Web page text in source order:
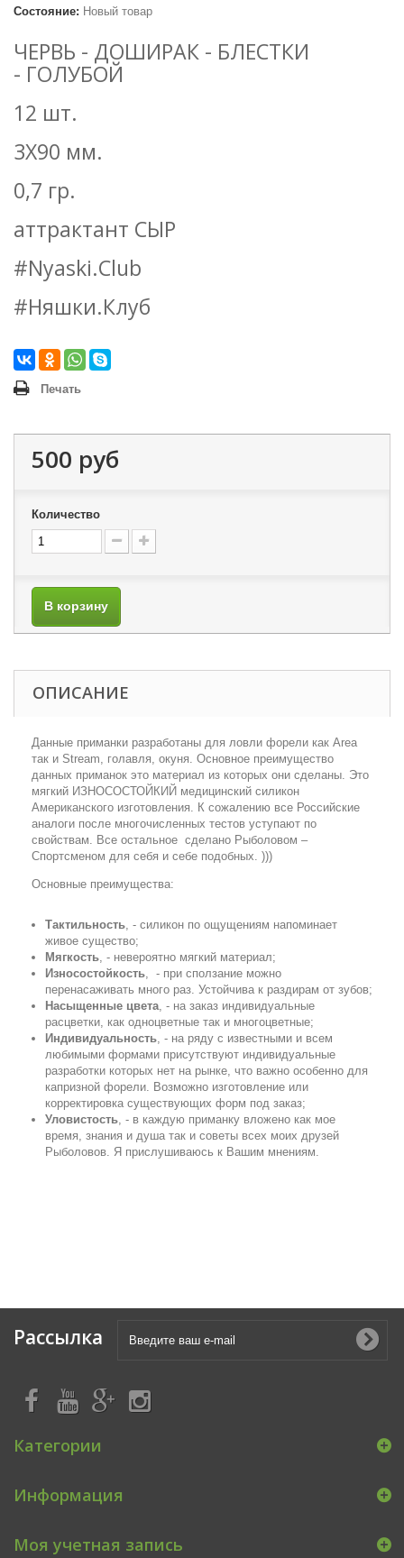
Состояние: Новый товар
ЧЕРВЬ - ДОШИРАК - БЛЕСТКИ
- ГОЛУБОЙ
12 шт.
3Х90 мм.
0,7 гр.
аттрактант СЫР
#Nyaski.Club
#Няшки.Клуб
Печать
500 руб
Количество
В корзину
ОПИСАНИЕ
Данные приманки разработаны для ловли форели как Area
так и Stream, голавля, окуня. Основное преимущество
данных приманок это материал из которых они сделаны. Это
мягкий ИЗНОСОСТОЙКИЙ медицинский силикон
Американского изготовления. К сожалению все Российские
аналоги после многочисленных тестов уступают по
свойствам. Все остальное сделано Рыболовом –
Спортсменом для себя и себе подобных. )))
Основные преимущества:
Тактильность, - силикон по ощущениям напоминает
живое существо;
Мягкость, - невероятно мягкий материал;
Износостойкость, - при сползание можно
перенасаживать много раз. Устойчива к раздирам от зубов;
Насыщенные цвета, - на заказ индивидуальные
расцветки, как одноцветные так и многоцветные;
Индивидуальность, - на ряду с известными и всем
любимыми формами присутствуют индивидуальные
разработки которых нет на рынке, что важно особенно для
капризной форели. Возможно изготовление или
корректировка существующих форм под заказ;
Уловистость, - в каждую приманку вложено как мое
время, знания и душа так и советы всех моих друзей
Рыболовов. Я прислушиваюсь к Вашим мнениям.
Рассылка
Категории
Информация
Моя учетная запись